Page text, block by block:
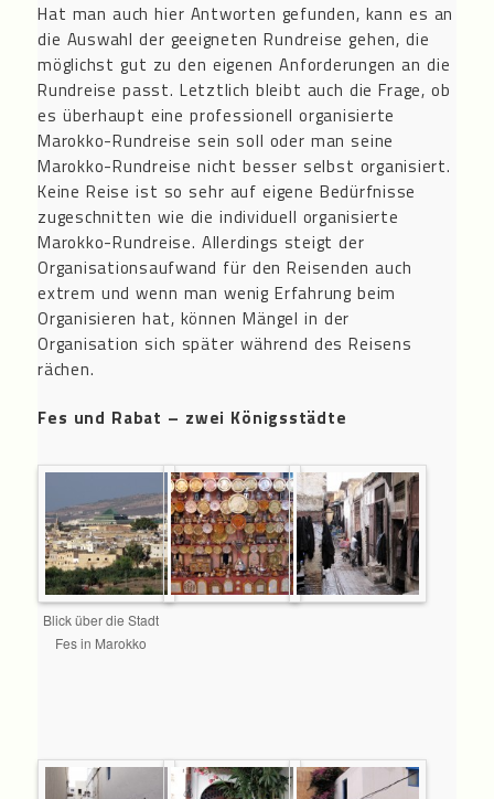
Hat man auch hier Antworten gefunden, kann es an
die Auswahl der geeigneten Rundreise gehen, die
möglichst gut zu den eigenen Anforderungen an die
Rundreise passt. Letztlich bleibt auch die Frage, ob
es überhaupt eine professionell organisierte
Marokko-Rundreise sein soll oder man seine
Marokko-Rundreise nicht besser selbst organisiert.
Keine Reise ist so sehr auf eigene Bedürfnisse
zugeschnitten wie die individuell organisierte
Marokko-Rundreise. Allerdings steigt der
Organisationsaufwand für den Reisenden auch
extrem und wenn man wenig Erfahrung beim
Organisieren hat, können Mängel in der
Organisation sich später während des Reisens
rächen.
Fes und Rabat – zwei Königsstädte
Blick über die Stadt
Fes in Marokko